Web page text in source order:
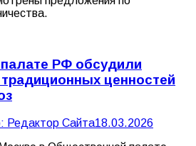
РФ обсудили
ценностей
Редактор Сайта18.03.2026